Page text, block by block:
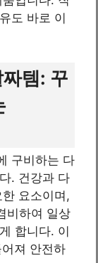
도 바로 이
템: 꾸
구비하는 다
. 건강과 다
요소이며,
비하여 일상
합니다. 이
져 안전하